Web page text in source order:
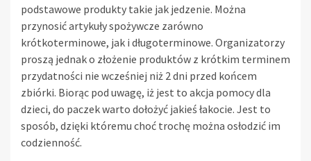
podstawowe produkty takie jak jedzenie. Można
przynosić artykuły spożywcze zarówno
krótkoterminowe, jak i długoterminowe. Organizatorzy
proszą jednak o złożenie produktów z krótkim terminem
przydatności nie wcześniej niż 2 dni przed końcem
zbiórki. Biorąc pod uwagę, iż jest to akcja pomocy dla
dzieci, do paczek warto dołożyć jakieś łakocie. Jest to
sposób, dzięki któremu choć trochę można osłodzić im
codzienność.